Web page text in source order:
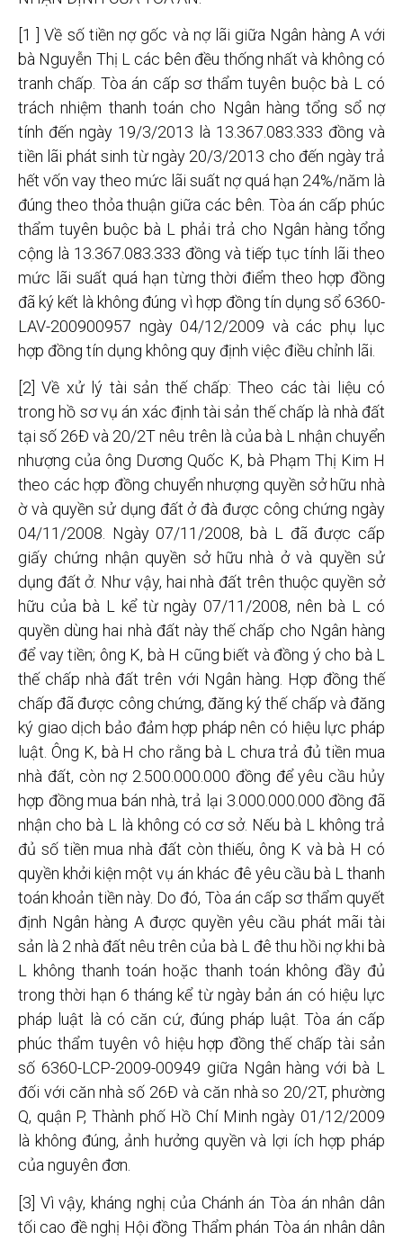
[1 ] Về số tiền nợ gốc và nợ lãi giữa Ngân hàng A với
bà Nguyễn Thị L các bên đều thống nhất và không có
tranh chấp. Tòa án cấp sơ thẩm tuyên buộc bà L có
trách nhiệm thanh toán cho Ngân hàng tổng sổ nợ
tính đến ngày 19/3/2013 là 13.367.083.333 đồng và
tiền lãi phát sinh từ ngày 20/3/2013 cho đến ngày trả
hết vốn vay theo mức lãi suất nợ quá hạn 24%/năm là
đúng theo thỏa thuận giữa các bên. Tòa án cấp phúc
thẩm tuyên buộc bà L phải trả cho Ngân hàng tổng
cộng là 13.367.083.333 đồng và tiếp tục tính lãi theo
mức lãi suất quá hạn từng thời điểm theo hợp đồng
đã ký kết là không đúng vì hợp đồng tín dụng sổ 6360-
LAV-200900957 ngày 04/12/2009 và các phụ lục
hợp đồng tín dụng không quy định việc điều chỉnh lãi.
[2] Về xử lý tài sản thế chấp: Theo các tài liệu có
trong hồ sơ vụ án xác định tài sản thế chấp là nhà đất
tại số 26Đ và 20/2T nêu trên là của bà L nhận chuyển
nhượng của ông Dương Quốc K, bà Phạm Thị Kim H
theo các hợp đồng chuyển nhượng quyền sở hữu nhà
ờ và quyền sử dụng đất ở đà được công chứng ngày
04/11/2008. Ngày 07/11/2008, bà L đã được cấp
giấy chứng nhận quyền sở hữu nhà ở và quyền sử
dụng đất ở. Như vậy, hai nhà đất trên thuộc quyền sở
hữu của bà L kể từ ngày 07/11/2008, nên bà L có
quyền dùng hai nhà đất này thế chấp cho Ngân hàng
để vay tiền; ông K, bà H cũng biết và đồng ý cho bà L
thế chấp nhà đất trên với Ngân hàng. Hợp đồng thế
chấp đã được công chứng, đăng ký thế chấp và đăng
ký giao dịch bảo đảm hợp pháp nên có hiệu lực pháp
luật. Ông K, bà H cho rằng bà L chưa trả đủ tiền mua
nhà đất, còn nợ 2.500.000.000 đồng để yêu cầu hủy
hợp đồng mua bán nhà, trả lại 3.000.000.000 đồng đã
nhận cho bà L là không có cơ sở. Nếu bà L không trả
đủ số tiền mua nhà đất còn thiếu, ông K và bà H có
quyền khởi kiện một vụ án khác đê yêu cầu bà L thanh
toán khoản tiền này. Do đó, Tòa án cấp sơ thẩm quyết
định Ngân hàng A được quyền yêu cầu phát mãi tài
sản là 2 nhà đất nêu trên của bà L đê thu hồi nợ khi bà
L không thanh toán hoặc thanh toán không đầy đủ
trong thời hạn 6 tháng kể từ ngày bản án có hiệu lực
pháp luật là có căn cứ, đúng pháp luật. Tòa án cấp
phúc thẩm tuyên vô hiệu hợp đồng thế chấp tài sản
số 6360-LCP-2009-00949 giữa Ngân hàng với bà L
đối với căn nhà số 26Đ và căn nhà so 20/2T, phường
Q, quận P, Thành phố Hồ Chí Minh ngày 01/12/2009
là không đúng, ảnh hưởng quyền và lợi ích hợp pháp
của nguyên đơn.
[3] Vì vậy, kháng nghị của Chánh án Tòa án nhân dân
tối cao đề nghị Hội đồng Thẩm phán Tòa án nhân dân